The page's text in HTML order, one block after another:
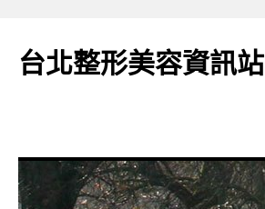
台北整形美容資訊站